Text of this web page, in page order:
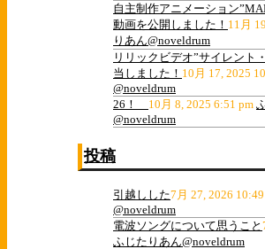
自主制作アニメーション
動画を公開しました！ 11月
りあん@noveldrum
リリックビデオ”サイレント
当しました！ 10月 17, 2025
@noveldrum
26！ 10月 8, 2025 6:51 pm
@noveldrum
投稿
引越しした7月 27, 2026
@noveldrum
電波ソングについて思うこと
ふじたりあん@noveldrum